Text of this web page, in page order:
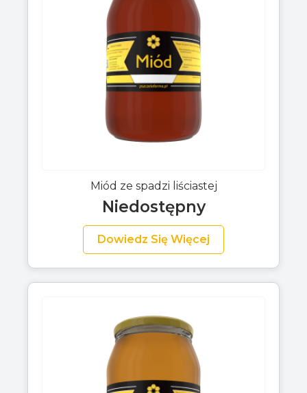
Miód ze spadzi liściastej
Niedostępny
Dowiedz Się Więcej